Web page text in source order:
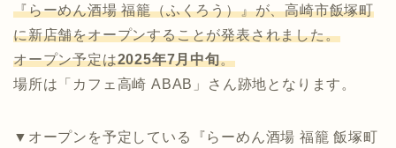
『らーめん酒場 福籠（ふくろう）』が、高崎市飯塚町
に新店舗をオープンすることが発表されました。
オープン予定は2025年7月中旬。
場所は「カフェ高崎 ABAB」さん跡地となります。
▼オープンを予定している『らーめん酒場 福籠 飯塚町